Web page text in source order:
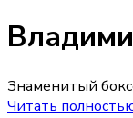
Знаменитый
Читать